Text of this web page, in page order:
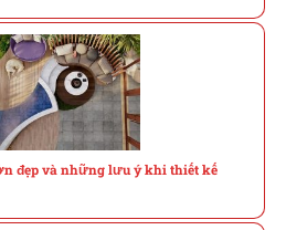
đẹp và những lưu ý khi thiết kế